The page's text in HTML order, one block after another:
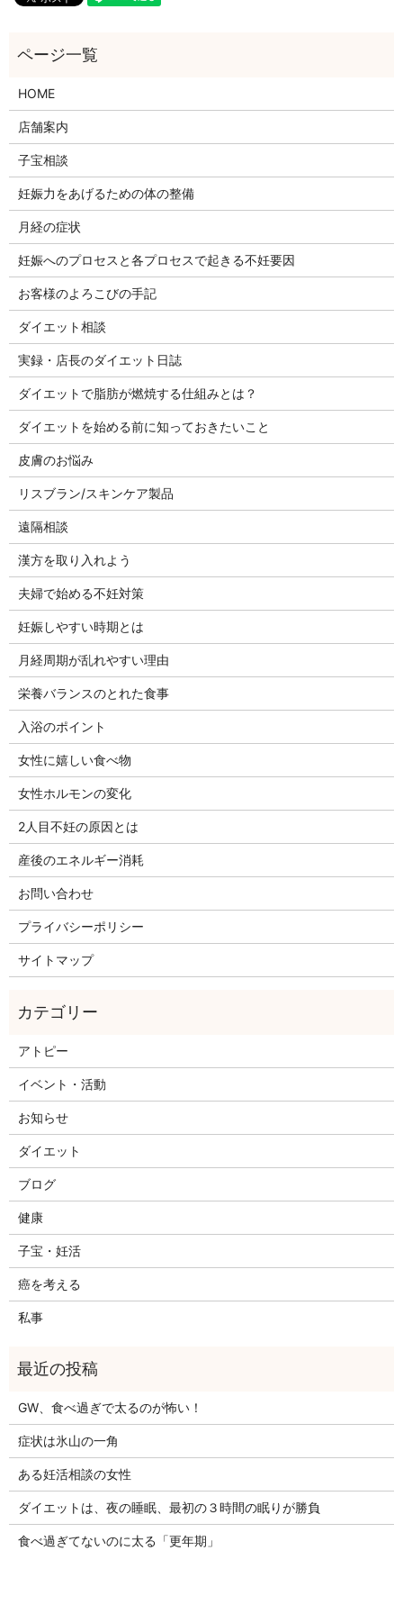
HOME
店舗案内
子宝相談
妊娠力をあげるための体の整備
月経の症状
妊娠へのプロセスと各プロセスで起きる不妊要因
お客様のよろこびの手記
ダイエット相談
実録・店長のダイエット日誌
ダイエットで脂肪が燃焼する仕組みとは？
ダイエットを始める前に知っておきたいこと
皮膚のお悩み
リスブラン/スキンケア製品
遠隔相談
漢方を取り入れよう
夫婦で始める不妊対策
妊娠しやすい時期とは
月経周期が乱れやすい理由
栄養バランスのとれた食事
入浴のポイント
女性に嬉しい食べ物
女性ホルモンの変化
2人目不妊の原因とは
産後のエネルギー消耗
お問い合わせ
プライバシーポリシー
サイトマップ
アトピー
イベント・活動
お知らせ
ダイエット
ブログ
健康
子宝・妊活
癌を考える
私事
GW、食べ過ぎで太るのが怖い！
症状は氷山の一角
ある妊活相談の女性
ダイエットは、夜の睡眠、最初の３時間の眠りが勝負
食べ過ぎてないのに太る「更年期」